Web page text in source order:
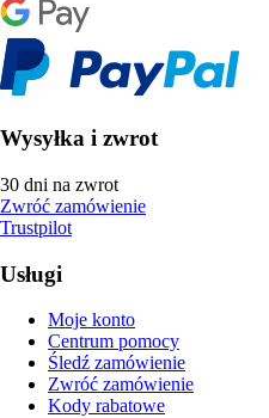
Wysyłka i zwrot
30 dni na zwrot
Zwróć zamówienie
Trustpilot
Usługi
Moje konto
Centrum pomocy
Śledź zamówienie
Zwróć zamówienie
Kody rabatowe